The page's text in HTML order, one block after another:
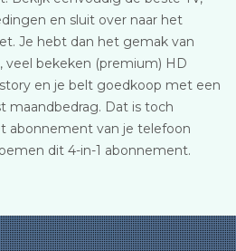
en sluit over naar het
Je hebt dan het gemak van
veel bekeken (premium) HD
en je belt goedkoop met een
maandbedrag. Dat is toch
abonnement van je telefoon
dit 4-in-1 abonnement.